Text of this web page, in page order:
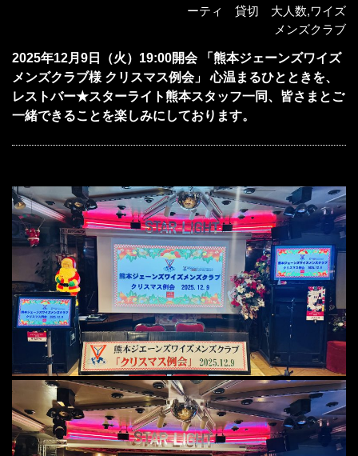
ーティ 貸切 大人数,ワイズ
メンズクラブ
2025年12月9日（火）19:00開会 「熊本ジェーンズワイズ
メンズクラブ様 クリスマス例会」 心温まるひとときを、
レストバー★スターライト熊本スタッフ一同、皆さまとご
一緒できることを楽しみにしております。